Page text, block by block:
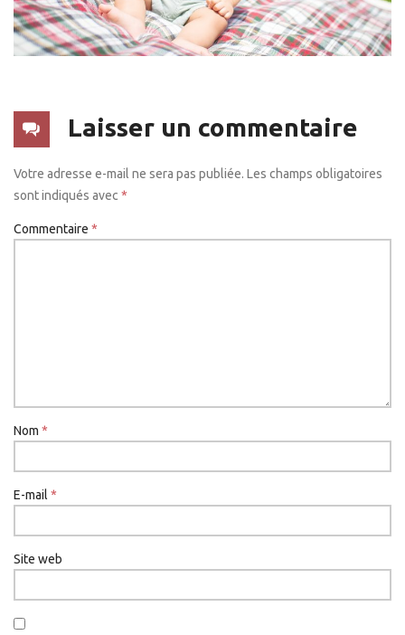
Laisser un commentaire
Votre adresse e-mail ne sera pas publiée. Les champs obligatoires
sont indiqués avec *
Commentaire *
Nom *
E-mail *
Site web